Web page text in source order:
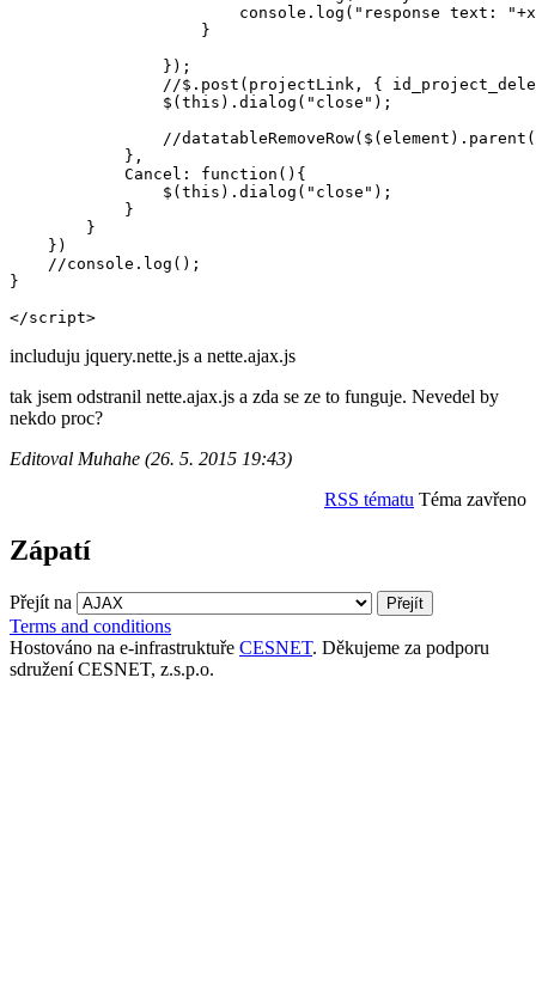
console.log("response text:
                    }
                });
//$.post(projectLink, {
                $(this).dialog("close");
//
            },
            Cancel: function(){
                $(this).dialog("close");
            }
        }
    })
    //console.log();
}
</script>
includuju jquery.nette.js a nette.ajax.js
tak jsem odstranil nette.ajax.js a zda se ze to funguje. Nevedel by
nekdo proc?
Editoval Muhahe (26. 5. 2015 19:43)
RSS tématu Téma zavřeno
Zápatí
Přejít na
Terms and conditions
Hostováno na e-infrastruktuře CESNET. Děkujeme za podporu
sdružení CESNET, z.s.p.o.